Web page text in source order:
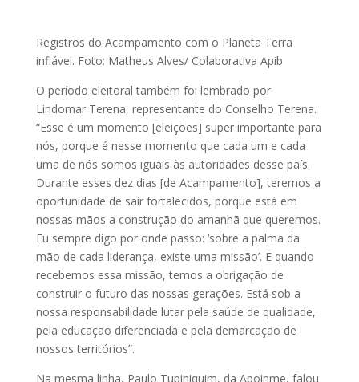
Registros do Acampamento com o Planeta Terra
inflável. Foto: Matheus Alves/ Colaborativa Apib
O período eleitoral também foi lembrado por
Lindomar Terena, representante do Conselho Terena.
“Esse é um momento [eleições] super importante para
nós, porque é nesse momento que cada um e cada
uma de nós somos iguais às autoridades desse país.
Durante esses dez dias [de Acampamento], teremos a
oportunidade de sair fortalecidos, porque está em
nossas mãos a construção do amanhã que queremos.
Eu sempre digo por onde passo: ‘sobre a palma da
mão de cada liderança, existe uma missão’. E quando
recebemos essa missão, temos a obrigação de
construir o futuro das nossas gerações. Está sob a
nossa responsabilidade lutar pela saúde de qualidade,
pela educação diferenciada e pela demarcação de
nossos territórios”.
Na mesma linha, Paulo Tupiniquim, da Apoinme, falou